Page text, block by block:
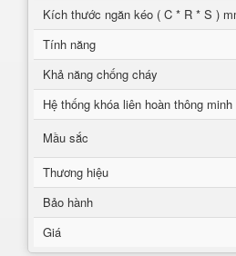
Kích thước ngăn kéo ( C * R * S )
Tính năng
Khả năng chống cháy
Hệ thống khóa liên hoàn thông minh
Mầu sắc
Thương hiệu
Bảo hành
Giá